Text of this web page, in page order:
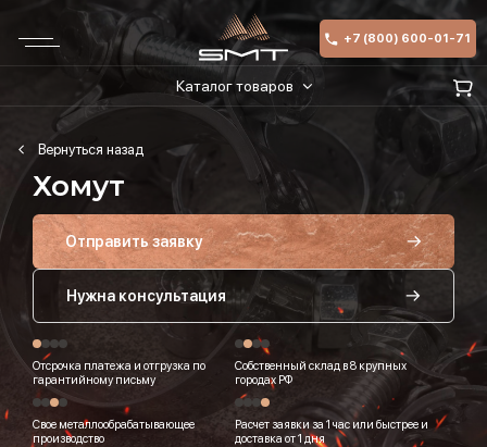
+7 (800) 600-01-71
Каталог товаров
Хомут
Отправить заявку
Нужна консультация
Отсрочка платежа и отгрузка по
гарантийному письму
Собственный склад в 8 крупных
городах РФ
Свое металлообрабатывающее
производство
Расчет заявки за 1 час или быстрее и
доставка от 1 дня